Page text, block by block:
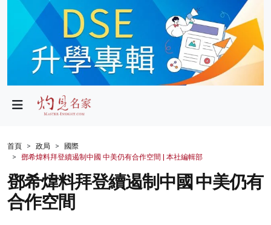
政局
財經
生活
健康
商業
首頁 政局
國際
鄧希煒料拜登續遏制中國 中美仍有合作空間 | 本社編輯部
鄧希煒料拜登續遏制中國 中美仍有
合作空間